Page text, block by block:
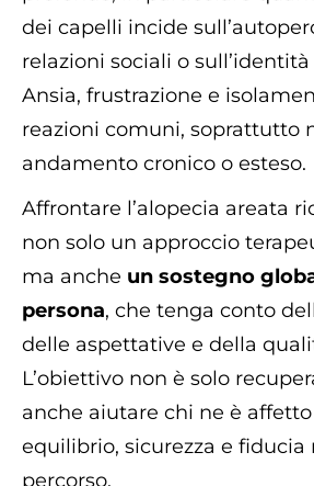
dei capelli incide
relazioni sociali o
Ansia, frustrazione e
reazioni comuni, soprattutto
andamento cronico o esteso.
Affrontare l’alopecia areata
non solo un approccio
ma anche un sostegno
persona, che tenga conto
delle aspettative e della
L’obiettivo non è solo
anche aiutare chi ne è
equilibrio, sicurezza e fiducia
percorso.